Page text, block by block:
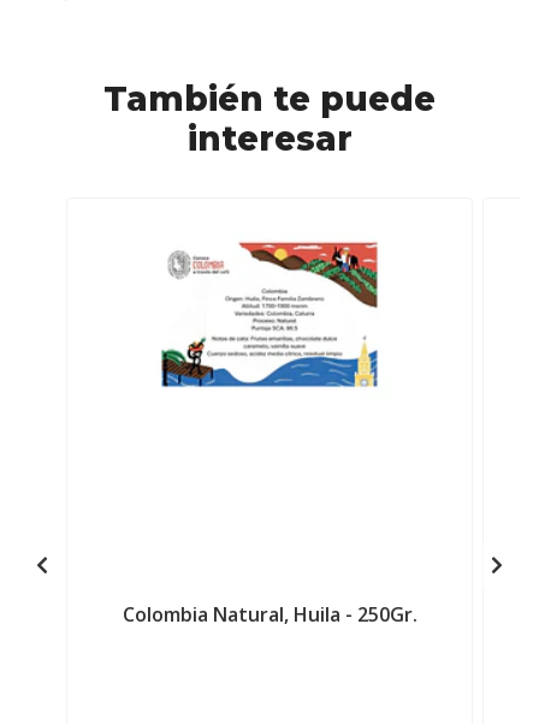
También te puede
interesar
Colombia Natural, Huila - 250Gr.